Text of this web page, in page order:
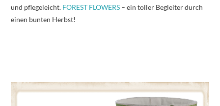
und pflegeleicht. FOREST FLOWERS – ein toller Begleiter durch
einen bunten Herbst!